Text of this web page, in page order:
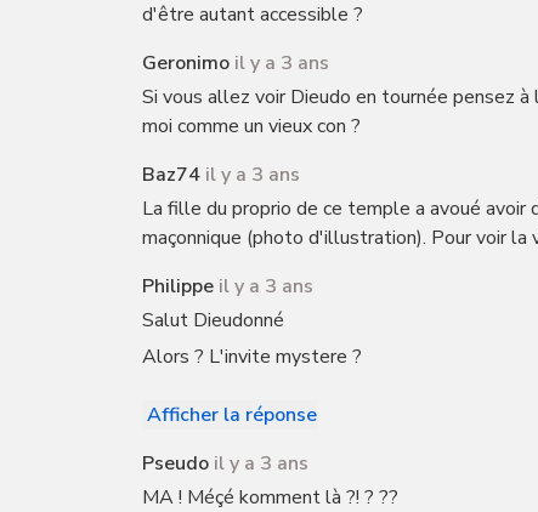
d'être autant accessible ?
Geronimo il y a 3 ans
Si vous allez voir Dieudo en tournée pensez
moi comme un vieux con ?
Baz74 il y a 3 ans
La fille du proprio de ce temple a avoué
maçonnique (photo d'illustration). Pour voir
Philippe il y a 3 ans
Salut Dieudonné
Alors ? L'invite mystere ?
Afficher la réponse
Pseudo il y a 3 ans
MA ! Méçé komment là ?! ? ??